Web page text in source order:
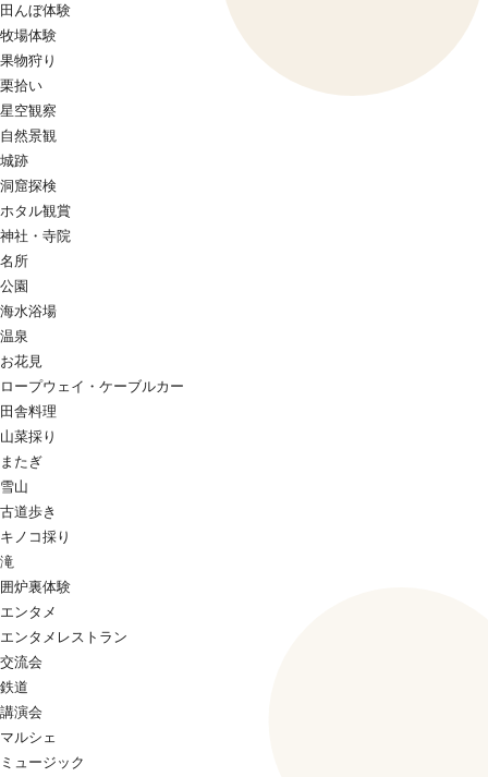
田んぼ体験
牧場体験
果物狩り
栗拾い
星空観察
自然景観
城跡
洞窟探検
ホタル観賞
神社・寺院
名所
公園
海水浴場
温泉
お花見
ロープウェイ・ケーブルカー
田舎料理
山菜採り
またぎ
雪山
古道歩き
キノコ採り
滝
囲炉裏体験
エンタメ
エンタメレストラン
交流会
鉄道
講演会
マルシェ
ミュージック